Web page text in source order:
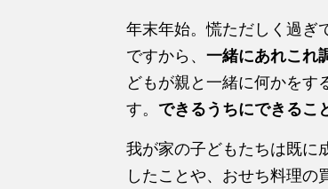
年末年始。慌ただしく過ぎ
ですから、 一緒にあれこれ
どもが親と一緒に何かをす
す。 できるうちにできるこ
我が家の子どもたちは既に
したことや、おせち料理の